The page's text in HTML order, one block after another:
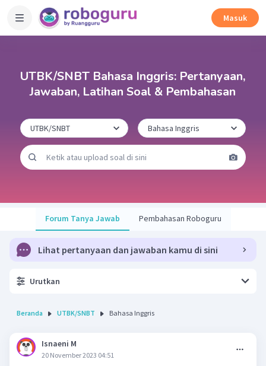
Masuk
UTBK/SNBT Bahasa Inggris: Pertanyaan,
Jawaban, Latihan Soal & Pembahasan
Forum Tanya Jawab Pembahasan Roboguru
Lihat pertanyaan dan jawaban kamu di sini
Urutkan
Beranda UTBK/SNBT Bahasa Inggris
Isnaeni M
20 November 2023 04:51